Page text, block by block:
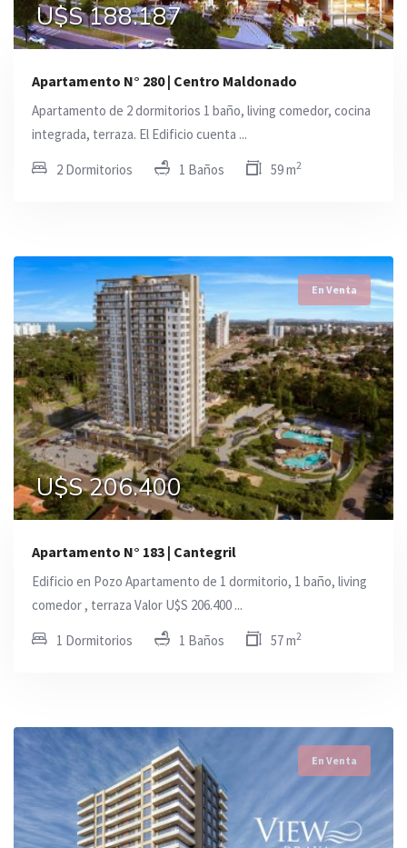
U$S 188.187
Apartamento N° 280 | Centro Maldonado
Apartamento de 2 dormitorios 1 baño, living comedor, cocina
integrada, terraza. El Edificio cuenta ...
2 Dormitorios 1 Baños 59 m2
En Venta
U$S 206.400
Apartamento N° 183 | Cantegril
Edificio en Pozo Apartamento de 1 dormitorio, 1 baño, living
comedor , terraza Valor U$S 206.400 ...
1 Dormitorios 1 Baños 57 m2
En Venta